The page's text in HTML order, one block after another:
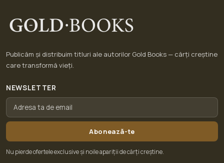
Publicăm și distribuim titluri ale autorilor Gold Books — cărți creștine
care transformă vieți.
NEWSLETTER
Abonează-te
Nu pierde ofertele exclusive și noile apariții de cărți creștine.